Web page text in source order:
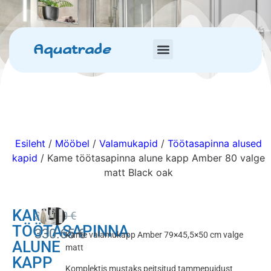
Aquatrade
Esileht / Mööbel / Valamukapid / Töötasapinna alused
kapid / Kame töötasapinna alune kapp Amber 80 valge
matt Black oak
KAME
TÖÖTASAPINNA
ALUNE
KAPP
389.00€
330.65€
Kame valamukapp Amber 79×45,5×50 cm valge
matt
Komplektis mustaks peitsitud tammepuidust